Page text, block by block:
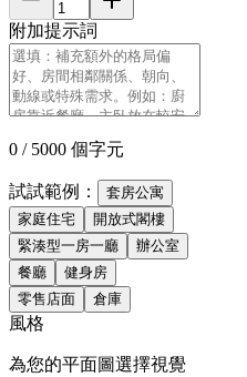
附加提示詞
0 / 5000 個字元
試試範例：
套房公寓
家庭住宅
開放式閣樓
緊湊型一房一廳
辦公室
餐廳
健身房
零售店面
倉庫
風格
為您的平面圖選擇視覺